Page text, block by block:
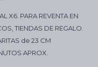
X6. PARA REVENTA EN
TIENDAS DE REGALO.
de 23 CM
APROX.